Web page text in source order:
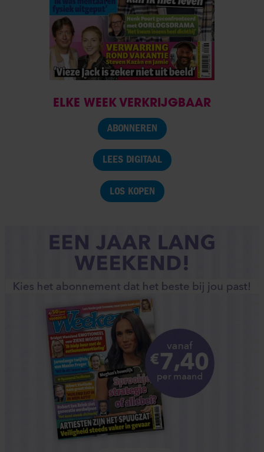
ELKE WEEK VERKRIJGBAAR
ABONNEREN
LEES DIGITAAL
LOS KOPEN